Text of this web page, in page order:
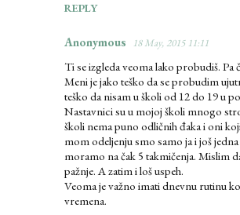
REPLY
Anonymous 18 May, 2015 11:11
Ti se izgleda veoma lako probudiš. Pa
Meni je jako teško da se probudim
teško da nisam u školi od 12 do 19 u
Nastavnici su u mojoj školi mnogo
školi nema puno odličnih đaka i oni
mom odeljenju smo samo ja i još
moramo na čak 5 takmičenja. Mislim
pažnje. A zatim i loš uspeh.
Veoma je važno imati dnevnu rutinu
vremena.